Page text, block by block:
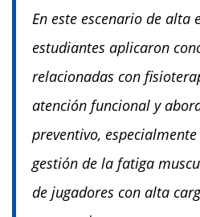
En este escenario de alta
estudiantes aplicaron
relacionadas con
atención funcional y
preventivo,
gestión de la fatiga
de jugadores con alta